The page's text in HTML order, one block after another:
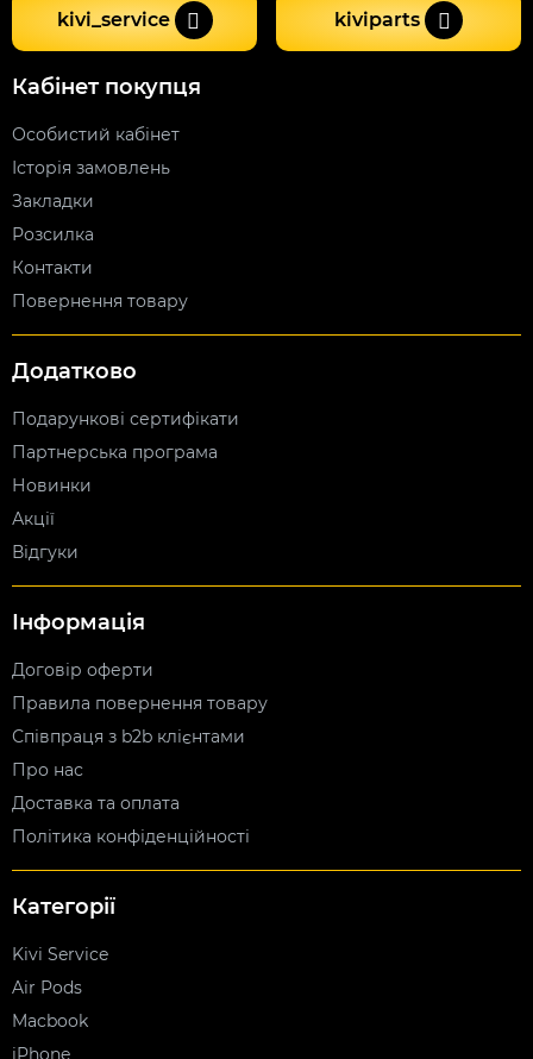
kivi_service kiviparts
Кабінет покупця
Особистий кабінет
Історія замовлень
Закладки
Розсилка
Контакти
Повернення товару
Додатково
Подарункові сертифікати
Партнерська програма
Новинки
Акції
Відгуки
Інформація
Договір оферти
Правила повернення товару
Співпраця з b2b клієнтами
Про нас
Доставка та оплата
Політика конфіденційності
Категорії
Kivi Service
Air Pods
Macbook
iPhone